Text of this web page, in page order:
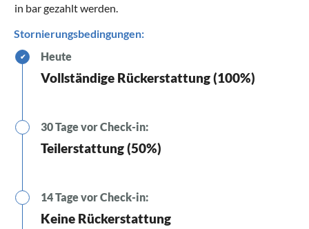
in bar gezahlt werden.
Stornierungsbedingungen:
✔ Heute
Vollständige Rückerstattung (100%)
30 Tage vor Check-in:
Teilerstattung (50%)
14 Tage vor Check-in:
Keine Rückerstattung